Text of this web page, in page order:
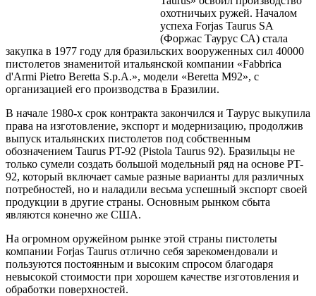
охотничьих ружей. Началом
успеха Forjas Taurus SA
(Форжас Таурус СА) стала
закупка в 1977 году для бразильских вооруженных сил 40000
пистолетов знаменитой итальянской компании «Fabbrica
d'Armi Pietro Beretta S.p.A.», модели «Beretta M92», с
организацией его производства в Бразилии.
В начале 1980-х срок контракта закончился и Таурус выкупила
права на изготовление, экспорт и модернизацию, продолжив
выпуск итальянских пистолетов под собственным
обозначением Taurus PT-92 (Pistola Taurus 92). Бразильцы не
только сумели создать большой модельный ряд на основе PT-
92, который включает самые разные варианты для различных
потребностей, но и наладили весьма успешный экспорт своей
продукции в другие страны. Основным рынком сбыта
являются конечно же США.
На огромном оружейном рынке этой страны пистолеты
компании Forjas Taurus отлично себя зарекомендовали и
пользуются постоянным и высоким спросом благодаря
невысокой стоимости при хорошем качестве изготовления и
обработки поверхностей.